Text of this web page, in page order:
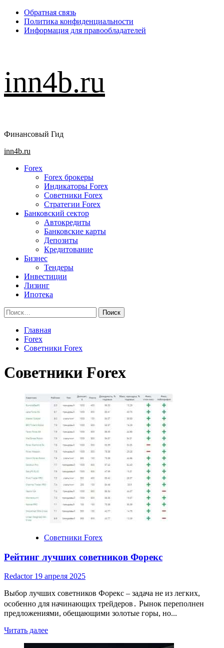
Перейти
содержимому
Обратная связь
Политика конфиденциальности
Информация для правообладателей
inn4b.ru
Финансовый Гид
Основное
inn4b.ru
Forex
Forex брокеры
Индикаторы Forex
Советники Forex
Стратегии Forex
Банковский сектор
Автокредиты
Банковские карты
Депозиты
Кредитование
Бизнес
Тендеры
Инвестиции
Лизинг
Ипотека
Найти:
Главная
Forex
Советники Forex
Советники Forex
Советники Forex
Рейтинг лучших советников Форекс
Redactor 19 апреля 2025
Выбор лучших советников Форекс – задача не из легких,
особенно для начинающих трейдеров․ Рынок переполнен
предложениями, обещающими золотые горы, но...
Читать далееRead